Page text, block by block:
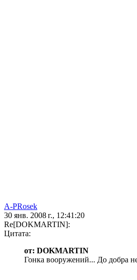
A-PRosek
30 янв. 2008 г., 12:41:20
Re[DOKMARTIN]:
Цитата:
от: DOKMARTIN
Гонка вооружений... До добра